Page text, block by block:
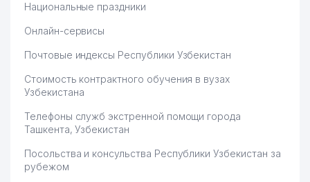
Национальные праздники
Онлайн-сервисы
Почтовые индексы Республики Узбекистан
Стоимость контрактного обучения в вузах
Узбекистана
Телефоны служб экстренной помощи города
Ташкента, Узбекистан
Посольства и консульства Республики Узбекистан за
рубежом